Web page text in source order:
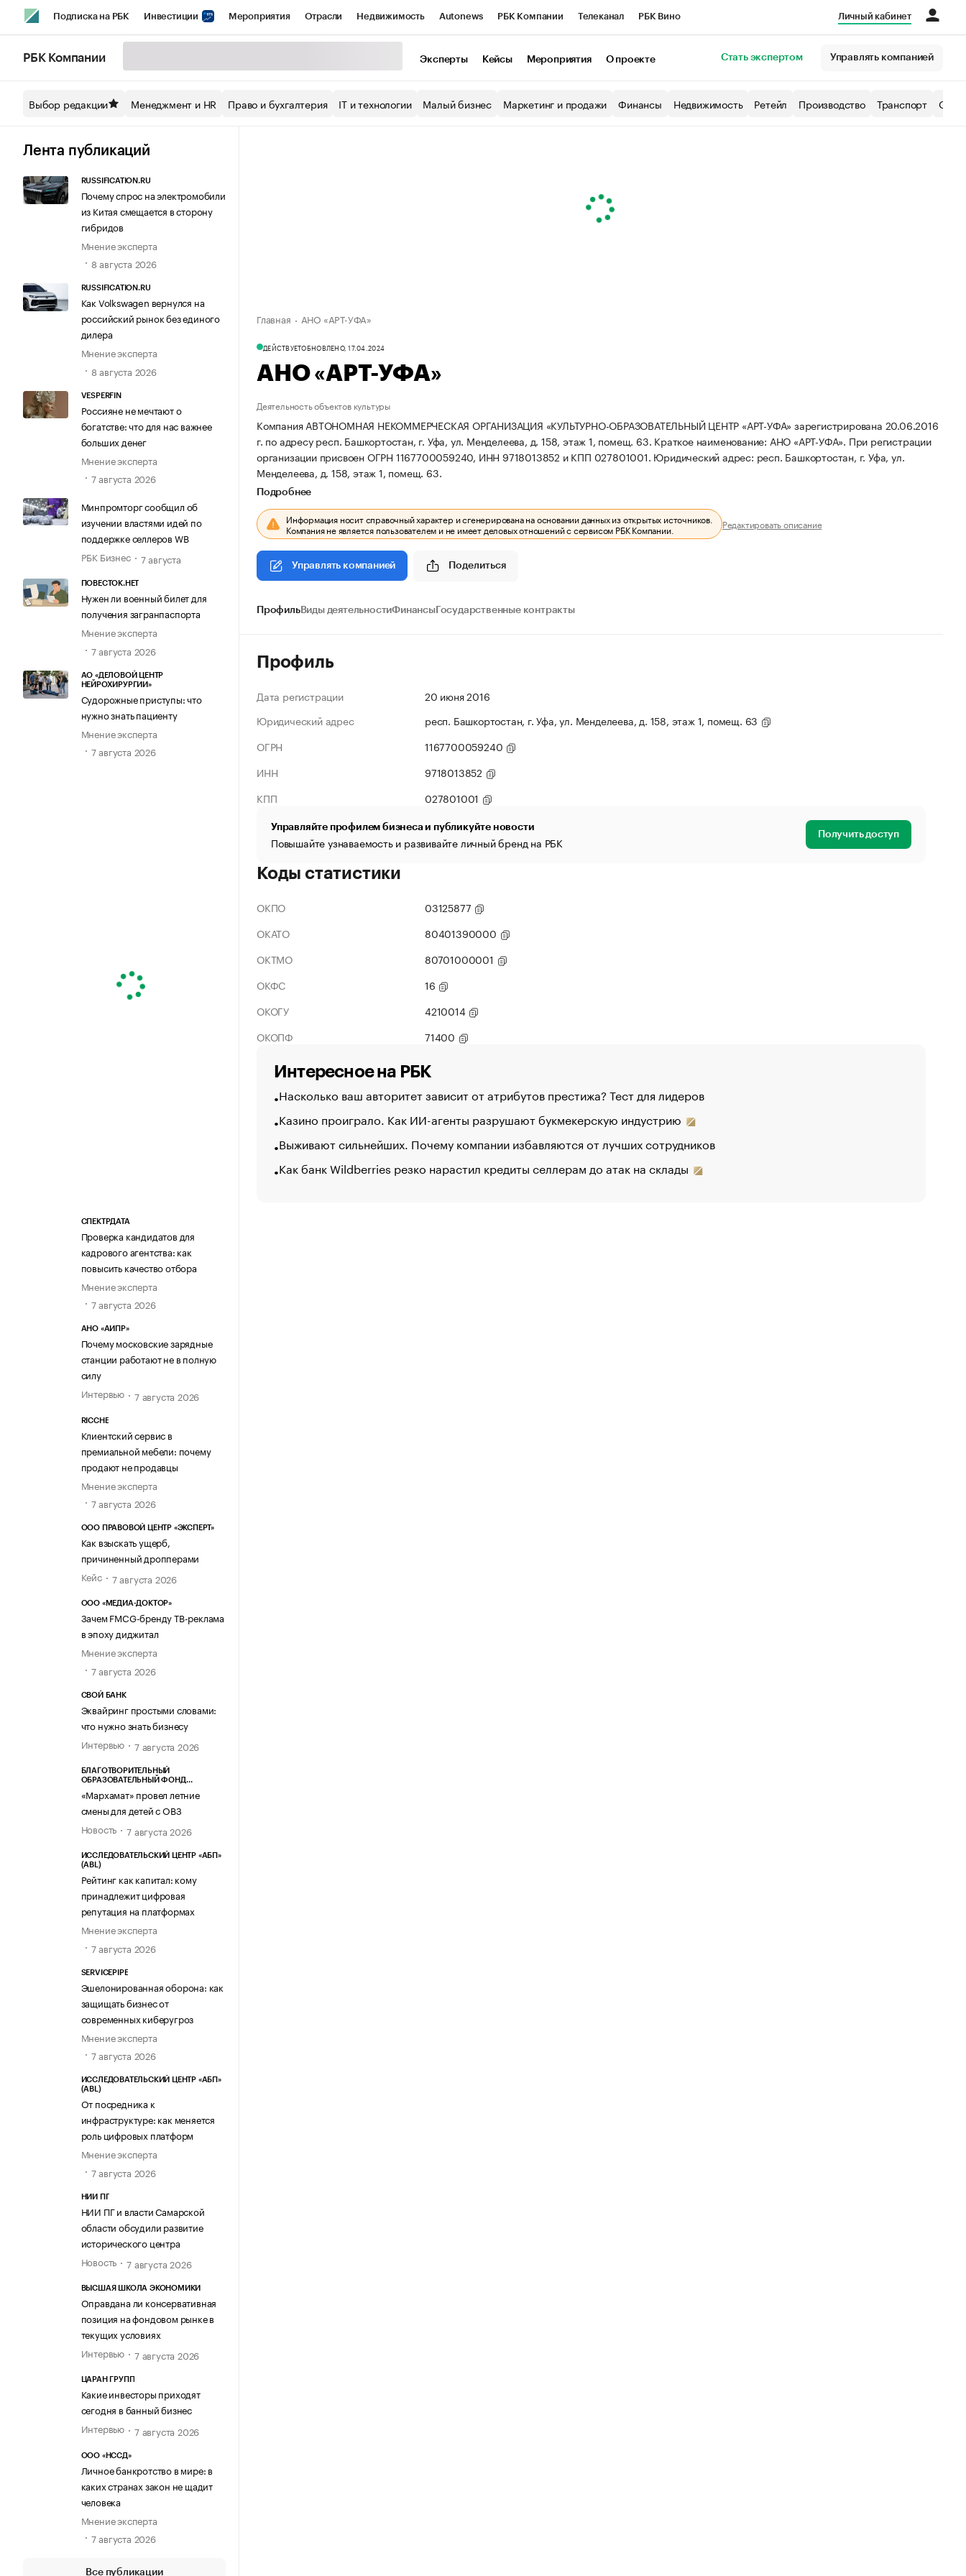
Подписка на РБК Инвестиции Мероприятия Отрасли Недвижимость Autonews РБК Компании Телеканал РБК Вино
Спецпроекты СПб Конференции СПб Спецпроекты Экономика Бизнес
Технологии и медиа
Личный кабинет
РБК Компании Эксперты Кейсы Мероприятия О проекте Стать экспертом Управлять компанией
Выбор редакции Менеджмент и HR Право и бухгалтерия IT и технологии Малый бизнес Маркетинг и продажи Финансы Недвижимость Ретейл Производство Транспорт
Лента публикаций
RUSSIFICATION.RU
Почему спрос на электромобили
из Китая смещается в сторону
гибридов
Мнение эксперта
8 августа 2026
RUSSIFICATION.RU
Как Volkswagen вернулся на
российский рынок без единого
дилера
Мнение эксперта
8 августа 2026
VESPERFIN
Россияне не мечтают о
богатстве: что для нас важнее
больших денег
Мнение эксперта
7 августа 2026
Минпромторг сообщил об
изучении властями идей по
поддержке селлеров WB
РБК Бизнес
7 августа
ПОВЕСТОК.НЕТ
Нужен ли военный билет для
получения загранпаспорта
Мнение эксперта
7 августа 2026
АО «ДЕЛОВОЙ ЦЕНТР
НЕЙРОХИРУРГИИ»
Судорожные приступы: что
нужно знать пациенту
Мнение эксперта
7 августа 2026
СПЕКТРДАТА
Проверка кандидатов для
кадрового агентства: как
повысить качество отбора
Мнение эксперта
7 августа 2026
АНО «АИПР»
Почему московские зарядные
станции работают не в полную
силу
Интервью
7 августа 2026
RICCHE
Клиентский сервис в
премиальной мебели: почему
продают не продавцы
Мнение эксперта
7 августа 2026
ООО ПРАВОВОЙ ЦЕНТР «ЭКСПЕРТ»
Как взыскать ущерб,
причиненный дропперами
Кейс
7 августа 2026
ООО «МЕДИА-ДОКТОР»
Зачем FMCG-бренду ТВ-реклама
в эпоху диджитал
Мнение эксперта
7 августа 2026
СВОЙ БАНК
Эквайринг простыми словами:
что нужно знать бизнесу
Интервью
7 августа 2026
БЛАГОТВОРИТЕЛЬНЫЙ
ОБРАЗОВАТЕЛЬНЫЙ ФОНД
«Мархамат» провел летние
смены для детей с ОВЗ
Новость
7 августа 2026
ИССЛЕДОВАТЕЛЬСКИЙ ЦЕНТР «АБП»
(ABL)
Рейтинг как капитал: кому
принадлежит цифровая
репутация на платформах
Мнение эксперта
7 августа 2026
SERVICEPIPE
Эшелонированная оборона: как
защищать бизнес от
современных киберугроз
Мнение эксперта
7 августа 2026
ИССЛЕДОВАТЕЛЬСКИЙ ЦЕНТР «АБП»
(ABL)
От посредника к
инфраструктуре: как меняется
роль цифровых платформ
Мнение эксперта
7 августа 2026
НИИ ПГ
НИИ ПГ и власти Самарской
области обсудили развитие
исторического центра
Новость
7 августа 2026
ВЫСШАЯ ШКОЛА ЭКОНОМИКИ
Оправдана ли консервативная
позиция на фондовом рынке в
текущих условиях
Интервью
7 августа 2026
ЦАРАН ГРУПП
Какие инвесторы приходят
сегодня в банный бизнес
Интервью
7 августа 2026
ООО «НССД»
Личное банкротство в мире: в
каких странах закон не щадит
человека
Мнение эксперта
7 августа 2026
Все публикации
Главная АНО «АРТ-УФА»
ДЕЙСТВУЕТОБНОВЛЕНО, 17.04.2024
АНО «АРТ-УФА»
Деятельность объектов культуры
Компания АВТОНОМНАЯ НЕКОММЕРЧЕСКАЯ ОРГАНИЗАЦИЯ «КУЛЬТУРНО-ОБРАЗОВАТЕЛЬНЫЙ ЦЕНТР «АРТ-УФА» зарегистрирована 20.06.2016
г. по адресу респ. Башкортостан, г. Уфа, ул. Менделеева, д. 158, этаж 1, помещ. 63. Краткое наименование: АНО «АРТ-УФА». При регистрации
организации присвоен ОГРН 1167700059240, ИНН 9718013852 и КПП 027801001. Юридический адрес: респ. Башкортостан, г. Уфа, ул.
Менделеева, д. 158, этаж 1, помещ. 63.
Подробнее
Информация носит справочный характер и сгенерирована на основании данных из открытых источников.
Компания не является пользователем и не имеет деловых отношений с сервисом РБК Компании. Редактировать описание
Управлять компанией Поделиться
ПрофильВиды деятельностиФинансыГосударственные контракты
Профиль
Дата регистрации
20 июня 2016
Юридический адрес
респ. Башкортостан, г. Уфа, ул. Менделеева, д. 158, этаж 1, помещ. 63
ОГРН
1167700059240
ИНН
9718013852
КПП
027801001
Управляйте профилем бизнеса и публикуйте новости
Повышайте узнаваемость и развивайте личный бренд на РБК Получить доступ
Коды статистики
ОКПО
03125877
ОКАТО
80401390000
ОКТМО
80701000001
ОКФС
16
ОКОГУ
4210014
ОКОПФ
71400
Интересное на РБК
Насколько ваш авторитет зависит от атрибутов престижа? Тест для лидеров
Казино проиграло. Как ИИ-агенты разрушают букмекерскую индустрию
Выживают сильнейших. Почему компании избавляются от лучших сотрудников
Как банк Wildberries резко нарастил кредиты селлерам до атак на склады